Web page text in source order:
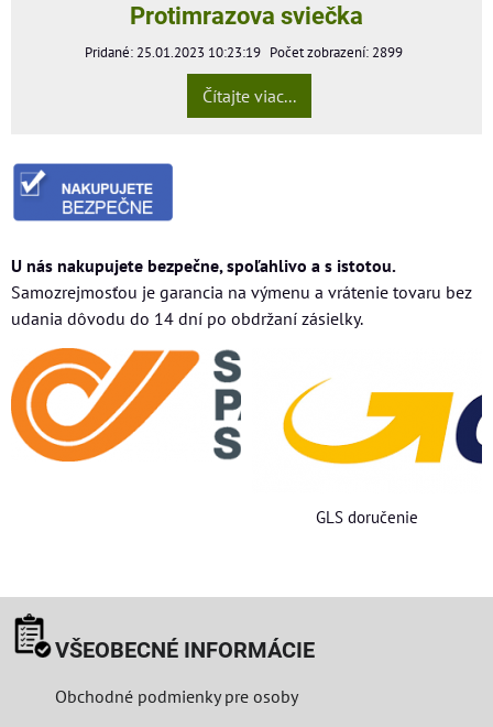
Protimrazova sviečka
Pridané: 25.01.2023 10:23:19 Počet zobrazení: 2899
Čítajte viac...
U nás nakupujete bezpečne, spoľahlivo a s istotou.
Samozrejmosťou je garancia na výmenu a vrátenie tovaru bez
udania dôvodu do 14 dní po obdržaní zásielky.
GLS doručenie
VŠEOBECNÉ INFORMÁCIE
Obchodné podmienky pre osoby